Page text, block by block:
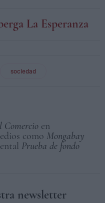
La Esperanza
sociedad
Comercio en
como Mongabay
Prueba de fondo
newsletter